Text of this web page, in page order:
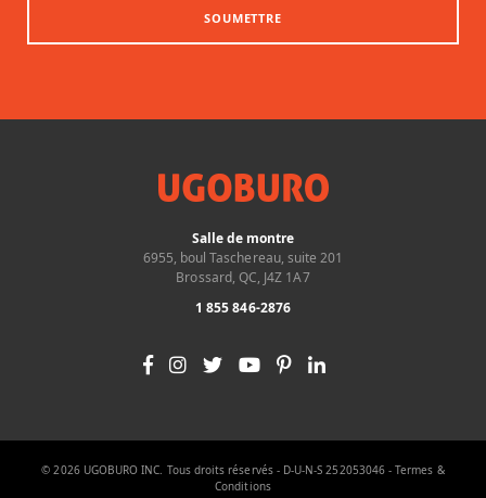
SOUMETTRE
Salle de montre
6955, boul Taschereau, suite 201
Brossard, QC, J4Z 1A7
1 855 846-2876
© 2026 UGOBURO INC. Tous droits réservés - D-U-N-S 252053046 -Termes &
Conditions